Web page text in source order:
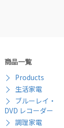
商品一覧
Products
生活家電
ブルーレイ・
DVD レコーダー
調理家電